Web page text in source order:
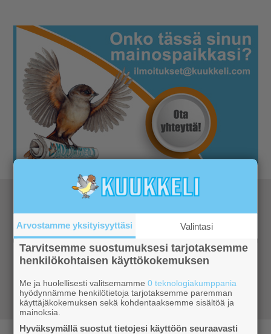
RetkivinkitKatso mihin Ylläksellä ja
lähistöllä kannatta suunnata retkeilemään.
Parhaat vinkit ja ohjeet jokaiselle
Arvostamme yksityisyyttäsi Valintasi
Tarvitsemme suostumuksesi tarjotaksemme
henkilökohtaisen käyttökokemuksen
Me ja huolellisesti valitsemamme0 teknologiakumppania
hyödynnämme henkilötietoja tarjotaksemme paremman
käyttäjäkokemuksen sekä kohdentaaksemme sisältöä ja
mainoksia.
Hyväksymällä suostut tietojesi käyttöön seuraavasti